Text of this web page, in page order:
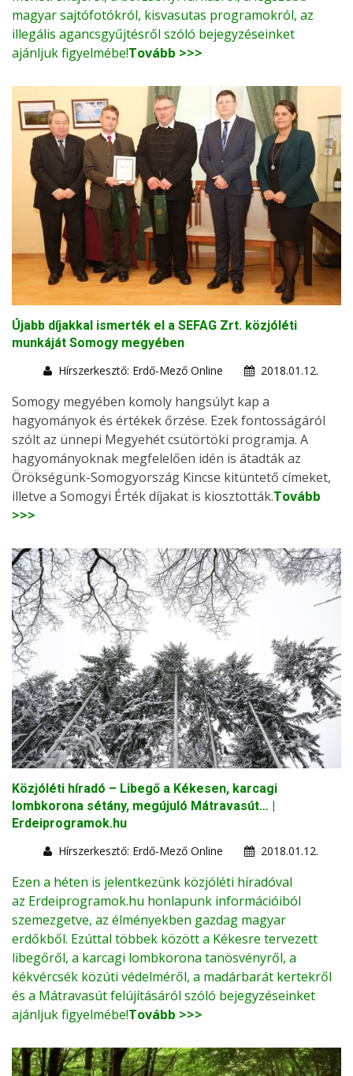
magyar sajtófotókról, kisvasutas programokról, az
illegális agancsgyűjtésről szóló bejegyzéseinket
ajánljuk figyelmébe!Tovább >>>
Újabb díjakkal ismerték el a SEFAG Zrt. közjóléti
munkáját Somogy megyében
Hírszerkesztő: Erdő-Mező Online
2018.01.12.
Somogy megyében komoly hangsúlyt kap a
hagyományok és értékek őrzése. Ezek fontosságáról
szólt az ünnepi Megyehét csütörtöki programja. A
hagyományoknak megfelelően idén is átadták az
Örökségünk-Somogyország Kincse kitüntető címeket,
illetve a Somogyi Érték díjakat is kiosztották.Tovább
>>>
Közjóléti híradó – Libegő a Kékesen, karcagi
lombkorona sétány, megújuló Mátravasút… |
Erdeiprogramok.hu
Hírszerkesztő: Erdő-Mező Online
2018.01.12.
Ezen a héten is jelentkezünk közjóléti híradóval
az Erdeiprogramok.hu honlapunk információiból
szemezgetve, az élményekben gazdag magyar
erdőkből. Ezúttal többek között a Kékesre tervezett
libegőről, a karcagi lombkorona tanösvényről, a
kékvércsék közúti védelméről, a madárbarát kertekről
és a Mátravasút felújításáról szóló bejegyzéseinket
ajánljuk figyelmébe!Tovább >>>